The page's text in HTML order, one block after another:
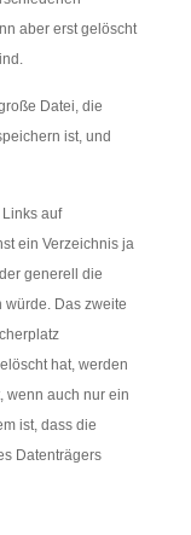
aber erst gelöscht
Datei, die
ist, und
auf
ein Verzeichnis ja
generell die
würde. Das zweite
hat, werden
wenn auch nur ein
ist, dass die
Datenträgers